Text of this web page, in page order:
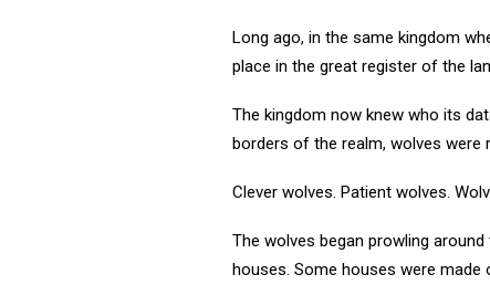
Long ago, in the same kingdom
place in the great register of the
The kingdom now knew who its
borders of the realm, wolves were
Clever wolves. Patient wolves.
The wolves began prowling
houses. Some houses were